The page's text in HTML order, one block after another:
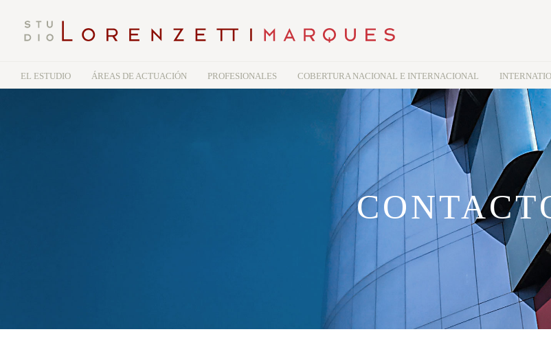
EL ESTUDIO ÁREAS DE ACTUACIÓN PROFESIONALES COBERTURA NACIONAL E INTERNACIONAL